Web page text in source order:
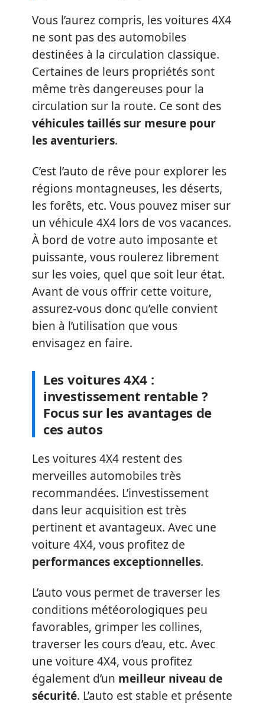
Vous l’aurez compris, les voitures 4X4
ne sont pas des automobiles
destinées à la circulation classique.
Certaines de leurs propriétés sont
même très dangereuses pour la
circulation sur la route. Ce sont des
véhicules taillés sur mesure pour
les aventuriers.
C’est l’auto de rêve pour explorer les
régions montagneuses, les déserts,
les forêts, etc. Vous pouvez miser sur
un véhicule 4X4 lors de vos vacances.
À bord de votre auto imposante et
puissante, vous roulerez librement
sur les voies, quel que soit leur état.
Avant de vous offrir cette voiture,
assurez-vous donc qu’elle convient
bien à l’utilisation que vous
envisagez en faire.
Les voitures 4X4 :
investissement rentable ?
Focus sur les avantages de
ces autos
Les voitures 4X4 restent des
merveilles automobiles très
recommandées. L’investissement
dans leur acquisition est très
pertinent et avantageux. Avec une
voiture 4X4, vous profitez de
performances exceptionnelles.
L’auto vous permet de traverser les
conditions météorologiques peu
favorables, grimper les collines,
traverser les cours d’eau, etc. Avec
une voiture 4X4, vous profitez
également d’un meilleur niveau de
sécurité. L’auto est stable et présente